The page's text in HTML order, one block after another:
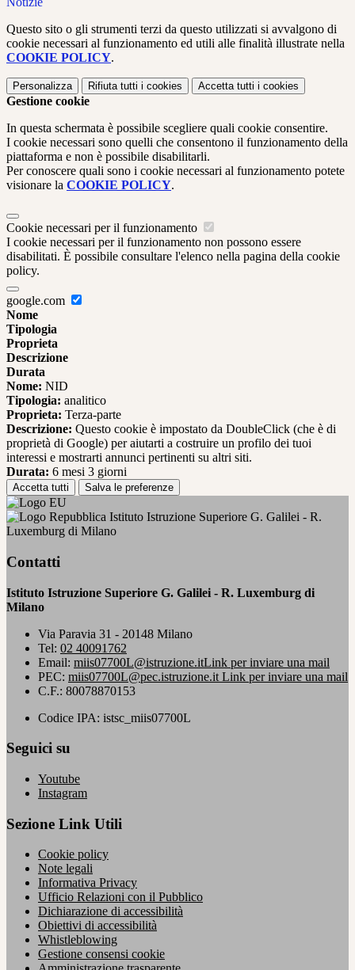
Questo sito o gli strumenti terzi da questo utilizzati si avvalgono di
cookie necessari al funzionamento ed utili alle finalità illustrate nella
COOKIE POLICY.
Personalizza Rifiuta tutti i cookies Accetta tutti i cookies
Gestione cookie
In questa schermata è possibile scegliere quali cookie consentire.
I cookie necessari sono quelli che consentono il funzionamento della
piattaforma e non è possibile disabilitarli.
Per conoscere quali sono i cookie necessari al funzionamento potete
visionare la COOKIE POLICY.
Cookie necessari per il funzionamento
I cookie necessari per il funzionamento non possono essere
disabilitati. È possibile consultare l'elenco nella pagina della cookie
policy.
google.com
Nome
Tipologia
Proprieta
Descrizione
Durata
Nome: NID
Tipologia: analitico
Proprieta: Terza-parte
Descrizione: Questo cookie è impostato da DoubleClick (che è di
proprietà di Google) per aiutarti a costruire un profilo dei tuoi
interessi e mostrarti annunci pertinenti su altri siti.
Durata: 6 mesi 3 giorni
Accetta tutti Salva le preferenze
Istituto Istruzione Superiore G. Galilei - R.
Luxemburg di Milano
Contatti
Istituto Istruzione Superiore G. Galilei - R. Luxemburg di
Milano
Via Paravia 31 - 20148 Milano
Tel: 02 40091762
Email: miis07700L@istruzione.itLink per inviare una mail
PEC: miis07700L@pec.istruzione.it Link per inviare una mail
C.F.: 80078870153
Codice IPA: istsc_miis07700L
Seguici su
Youtube
Instagram
Sezione Link Utili
Cookie policy
Note legali
Informativa Privacy
Ufficio Relazioni con il Pubblico
Dichiarazione di accessibilità
Obiettivi di accessibilità
Whistleblowing
Gestione consensi cookie